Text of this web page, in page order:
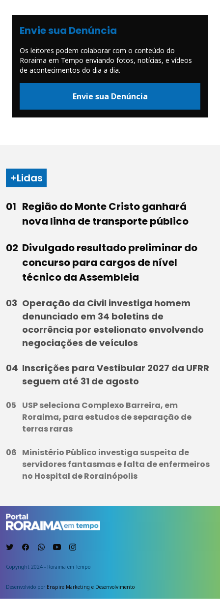
Envie sua Denúncia
Os leitores podem colaborar com o conteúdo do
Roraima em Tempo enviando fotos, notícias, e vídeos
de acontecimentos do dia a dia.
Envie sua Denúncia
+Lidas
Região do Monte Cristo ganhará
nova linha de transporte público
Divulgado resultado preliminar do
concurso para cargos de nível
técnico da Assembleia
Operação da Civil investiga homem
denunciado em 34 boletins de
ocorrência por estelionato envolvendo
negociações de veículos
Inscrições para Vestibular 2027 da UFRR
seguem até 31 de agosto
USP seleciona Complexo Barreira, em
Roraima, para estudos de separação de
terras raras
Ministério Público investiga suspeita de
servidores fantasmas e falta de enfermeiros
no Hospital de Rorainópolis
Copyright 2024 - Roraima em Tempo
Desenvolvido por Enspire Marketing e Desenvolvimento